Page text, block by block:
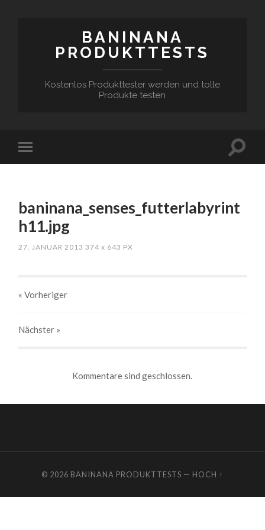
BANINANA
PRODUKTTESTS
Kostenlos Produkttester werden und tolle
Produkte testen
baninana_senses_futterlabyrint
h11.jpg
27. JANUAR 2013 374x 643 PX
« Vorheriger
Nächster »
Kommentare sind geschlossen.
© 2026 BANINANA PRODUKTTESTS — HOCH ↑